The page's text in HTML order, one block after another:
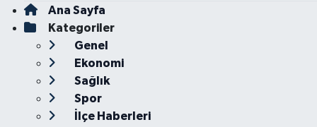
Ana Sayfa
Kategoriler
Genel
Ekonomi
Sağlık
Spor
İlçe Haberleri